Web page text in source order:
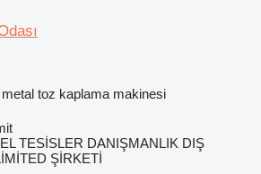
toz kaplama makinesi
TESİSLER DANIŞMANLIK DIŞ
ŞİRKETİ